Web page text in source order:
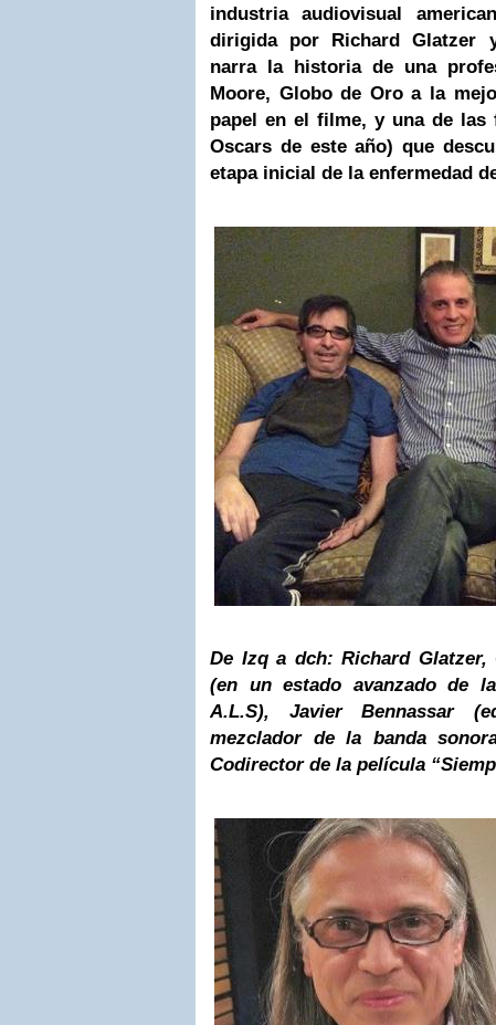
industria audiovisual
dirigida por Richard Glatzer
narra la historia de una
Moore, Globo de Oro a la
papel en el filme, y una de las
Oscars de este año) que
etapa inicial de la enfermedad
De Izq a dch: Richard
(en un estado avanzado de
A.L.S), Javier Bennassar
mezclador de la banda
Codirector de la película